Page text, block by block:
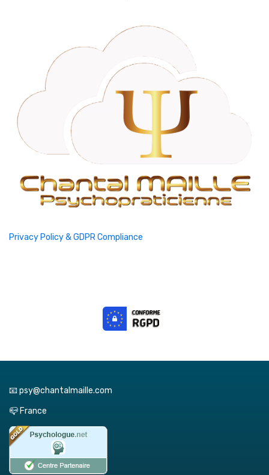
Privacy Policy & GDPR Compliance
📧 psy@chantalmaille.com
📪 France